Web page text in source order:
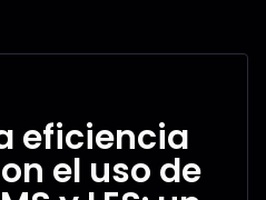
eficiencia
el uso de